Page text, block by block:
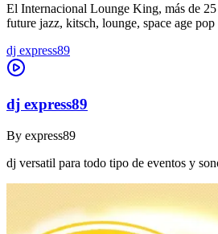
El Internacional Lounge King, más de 25
future jazz, kitsch, lounge, space age
dj express89
dj express89
By express89
dj versatil para todo tipo de eventos y